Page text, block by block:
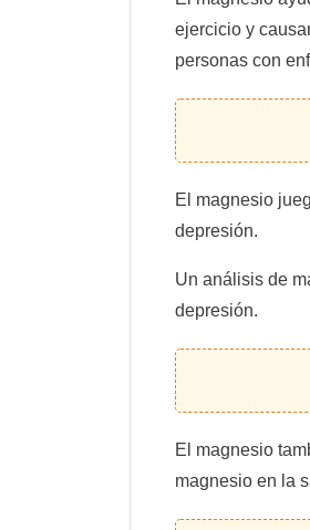
ejercicio y
personas con
El magnesio
depresión.
Un análisis de
depresión.
El magnesio
magnesio en la